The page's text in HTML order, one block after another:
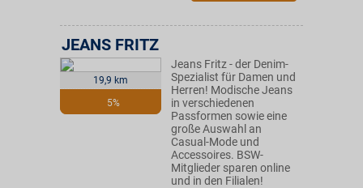
19,9 km
5%
JEANS FRITZ
Jeans Fritz - der Denim-
Spezialist für Damen und
Herren! Modische Jeans
in verschiedenen
Passformen sowie eine
große Auswahl an
Casual-Mode und
Accessoires. BSW-
Mitglieder sparen online
und in den Filialen!